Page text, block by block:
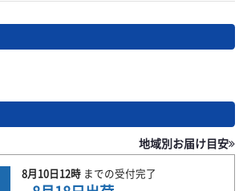
地域別お届け目安
8月10日12時までの受付完了